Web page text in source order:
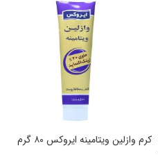
کرم وازلین ویتامینه ایروکس ۸۰ گرم